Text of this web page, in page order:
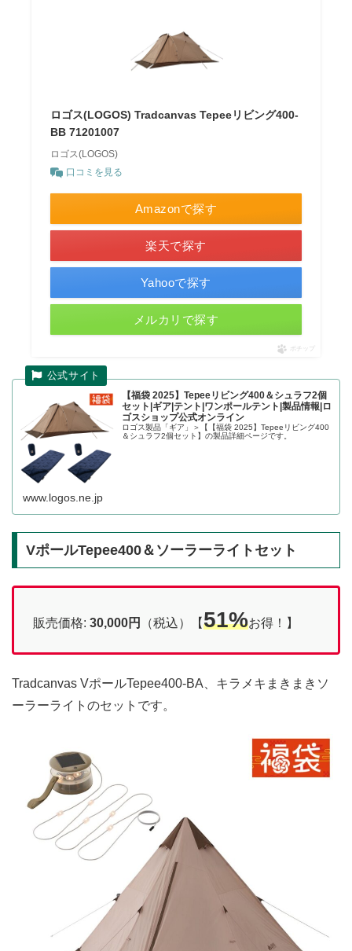
ロゴス(LOGOS) Tradcanvas Tepeeリビング400-
BB 71201007
ロゴス(LOGOS)
口コミを見る
Amazonで探す
楽天で探す
Yahooで探す
メルカリで探す
ポチップ
【福袋 2025】Tepeeリビング400＆シュラフ2個
セット|ギア|テント|ワンポールテント|製品情報|ロ
ゴスショップ公式オンライン
ロゴス製品「ギア」＞【【福袋 2025】Tepeeリビング400
＆シュラフ2個セット】の製品詳細ページです。
www.logos.ne.jp
VポールTepee400＆ソーラーライトセット
販売価格: 30,000円 （税込）【51%お得！】
Tradcanvas VポールTepee400-BA、キラメキまきまきソ
ーラーライトのセットです。